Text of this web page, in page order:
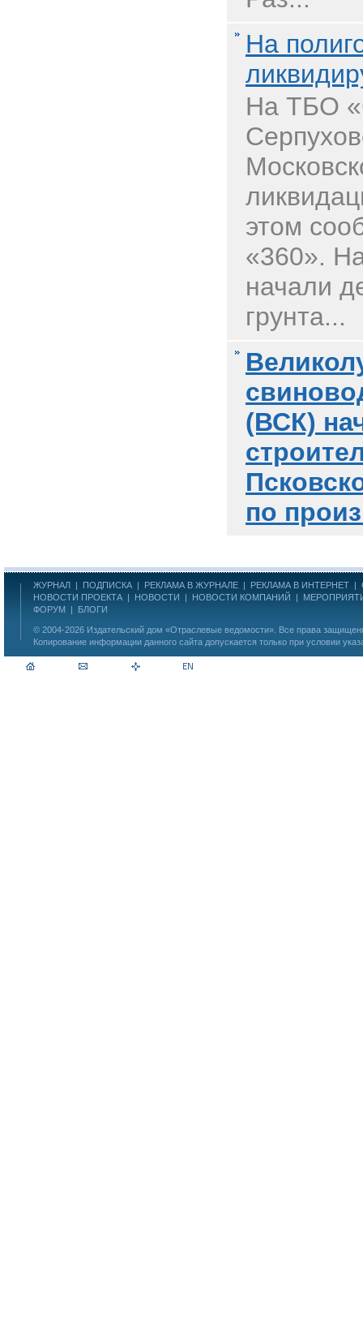
На
На ТБО
этом
«360».
начали
грунта...
(ВСК)
по
ЖУРНАЛ | ПОДПИСКА | РЕКЛАМА В ЖУРНАЛЕ | РЕКЛАМА В ИНТЕРНЕТ |
НОВОСТИ ПРОЕКТА | НОВОСТИ | НОВОСТИ КОМПАНИЙ |
ФОРУМ | БЛОГИ
© 2004-2026 Издательский дом «Отраслевые ведомости» . Все права
Копирование информации данного сайта допускается только при условии